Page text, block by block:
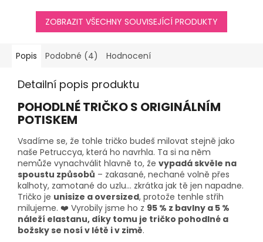
ZOBRAZIT VŠECHNY SOUVISEJÍCÍ PRODUKTY
Popis Podobné (4) Hodnocení
Detailní popis produktu
POHODLNÉ TRIČKO S ORIGINÁLNÍM
POTISKEM
Vsadíme se, že tohle tričko budeš milovat stejně jako
naše Petruccya, která ho navrhla. Ta si na něm
nemůže vynachválit hlavně to, že vypadá skvěle na
spoustu způsobů – zakasané, nechané volně přes
kalhoty, zamotané do uzlu… zkrátka jak tě jen napadne.
Tričko je unisize a oversized, protože tenhle střih
milujeme. ❤️ Vyrobily jsme ho z 95 % z bavlny a 5 %
náleží elastanu, díky tomu je tričko pohodlné a
božsky se nosí v létě i v zimě.